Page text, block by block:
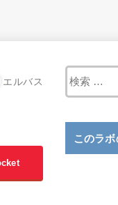
エルバス
このラ